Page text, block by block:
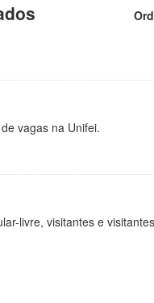
vagas na Unifei.
livre, visitantes e